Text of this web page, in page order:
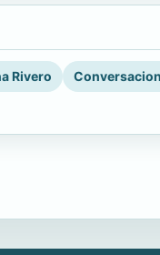
Rivero